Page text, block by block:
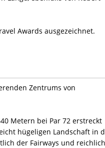
Awards ausgezeichnet.
Zentrums von
Metern bei Par 72 erstreckt
hügeligen Landschaft in
der Fairways und reichlich